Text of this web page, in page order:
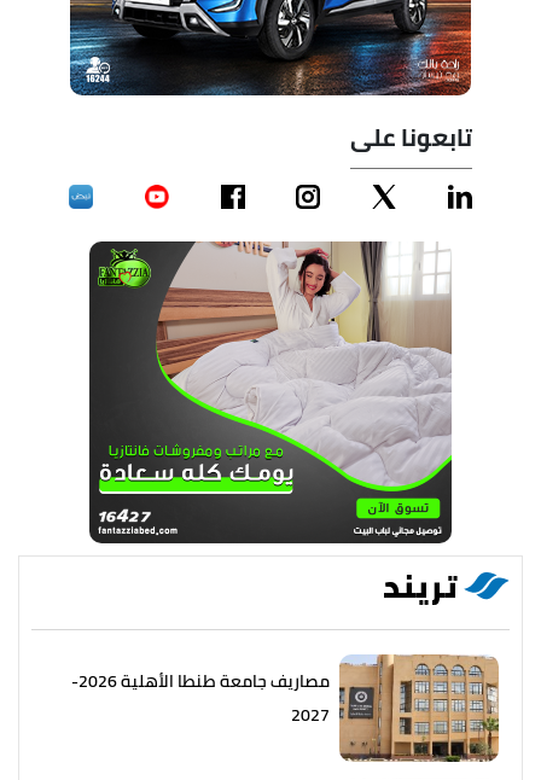
تابعونا على
تريند
مصاريف جامعة طنطا الأهلية 2026-
2027